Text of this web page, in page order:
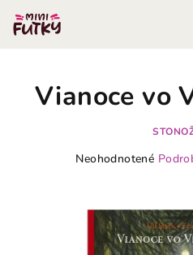
obsah
Vianoce vo
Priemerné
Neohodnotené